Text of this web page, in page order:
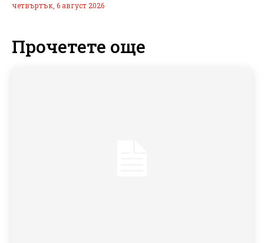
четвъртък, 6 август 2026
Прочетете още